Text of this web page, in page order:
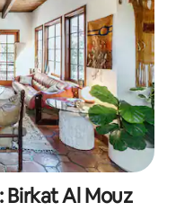
Birkat Al Mouz